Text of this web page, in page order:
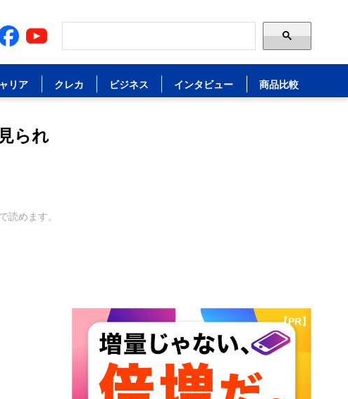
リア クレカ ビジネス インタビュー 商品比較
られ
読めます。
【PR】